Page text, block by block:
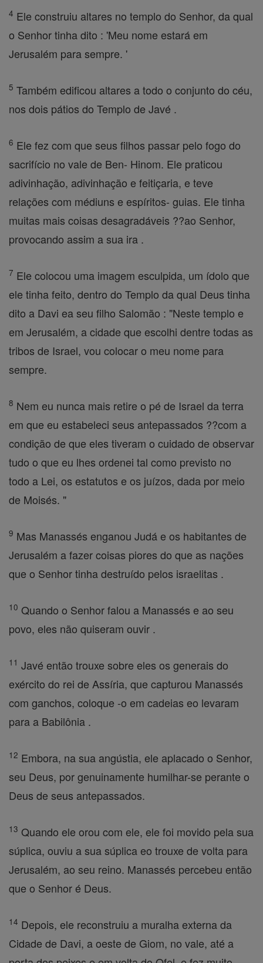
4 Ele construiu altares no templo do Senhor, da qual
o Senhor tinha dito : 'Meu nome estará em
Jerusalém para sempre. '
5 Também edificou altares a todo o conjunto do céu,
nos dois pátios do Templo de Javé .
6 Ele fez com que seus filhos passar pelo fogo do
sacrifício no vale de Ben- Hinom. Ele praticou
adivinhação, adivinhação e feitiçaria, e teve
relações com médiuns e espíritos- guias. Ele tinha
muitas mais coisas desagradáveis ??ao Senhor,
provocando assim a sua ira .
7 Ele colocou uma imagem esculpida, um ídolo que
ele tinha feito, dentro do Templo da qual Deus tinha
dito a Davi ea seu filho Salomão : "Neste templo e
em Jerusalém, a cidade que escolhi dentre todas as
tribos de Israel, vou colocar o meu nome para
sempre.
8 Nem eu nunca mais retire o pé de Israel da terra
em que eu estabeleci seus antepassados ??com a
condição de que eles tiveram o cuidado de observar
tudo o que eu lhes ordenei tal como previsto no
todo a Lei, os estatutos e os juízos, dada por meio
de Moisés. "
9 Mas Manassés enganou Judá e os habitantes de
Jerusalém a fazer coisas piores do que as nações
que o Senhor tinha destruído pelos israelitas .
10 Quando o Senhor falou a Manassés e ao seu
povo, eles não quiseram ouvir .
11 Javé então trouxe sobre eles os generais do
exército do rei de Assíria, que capturou Manassés
com ganchos, coloque -o em cadeias eo levaram
para a Babilônia .
12 Embora, na sua angústia, ele aplacado o Senhor,
seu Deus, por genuinamente humilhar-se perante o
Deus de seus antepassados.
13 Quando ele orou com ele, ele foi movido pela sua
súplica, ouviu a sua súplica eo trouxe de volta para
Jerusalém, ao seu reino. Manassés percebeu então
que o Senhor é Deus.
14 Depois, ele reconstruiu a muralha externa da
Cidade de Davi, a oeste de Giom, no vale, até a